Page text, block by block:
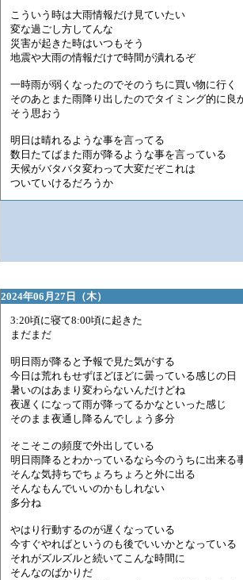
こういう時は大雨情報だけ見ていたい
変な過ごし方してんな
災害が起きた時はいつもそう
地震や大雨の情報だけで時間が潰れるぞ
一時雨が弱くなったのでそのうちに買い物に行く
そのあとまた雨降り出したのでタイミング的に良
そう思おう
明日は晴れるような事を言ってる
数日たてばまた雨が降るような事を言っている
天候がバタバタ変わって大変だぞこれは
ついていけるだろうか
2024年06月27日（木）
3:20頃に寝て8:00頃に起きた
まだまだ
明日雨が降ると予報で見た気がする
今日は荒れもせずほどほどに曇っている感じの日
暑いのはあまり変わらないんだけどね
夜遅くになって雨が降ってるかなといった感じ
そのまま夜通し降るんでしょう多分
そこそこの頻度で外出している
明日雨降るとわかっているなら今のうちに出来る
そんな気持ちでちょろちょろと外に出る
そんなもんでいいのかもしれない
多分ね
やはり行動するのが遅くなっている
今すぐやればというのも後でいいかとなっている
それがズルズルと続いてこんな時間に
そんなのばかりだ